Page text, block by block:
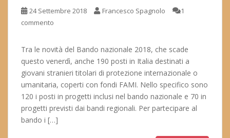
24 Settembre 2018 Francesco Spagnolo
1
commento
Tra le novità del Bando nazionale 2018, che scade
questo venerdì, anche 190 posti in Italia destinati a
giovani stranieri titolari di protezione internazionale o
umanitaria, coperti con fondi FAMI. Nello specifico sono
120 i posti in progetti inclusi nel bando nazionale e 70 in
progetti previsti dai bandi regionali. Per partecipare al
bando i […]